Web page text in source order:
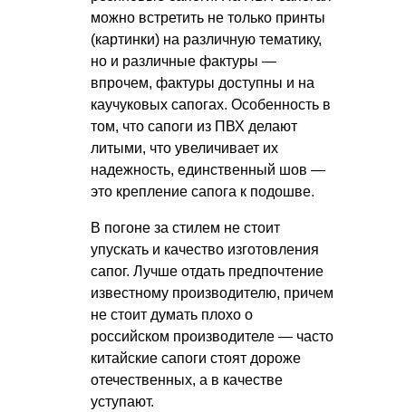
можно встретить не только принты
(картинки) на различную тематику,
но и различные фактуры —
впрочем, фактуры доступны и на
каучуковых сапогах. Особенность в
том, что сапоги из ПВХ делают
литыми, что увеличивает их
надежность, единственный шов —
это крепление сапога к подошве.
В погоне за стилем не стоит
упускать и качество изготовления
сапог. Лучше отдать предпочтение
известному производителю, причем
не стоит думать плохо о
российском производителе — часто
китайские сапоги стоят дороже
отечественных, а в качестве
уступают.